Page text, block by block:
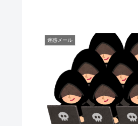
迷惑メール